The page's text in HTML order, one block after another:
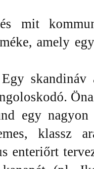
mit
amely
skandináv
egy
klassz
enteriőrt